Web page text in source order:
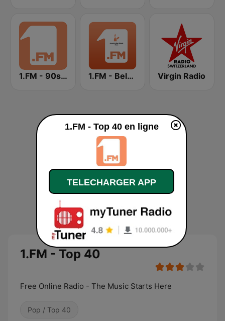
1.FM - 90s RnB 1.FM - Beloved Ballads Virgin Radio
1.FM - Top 40
Free Online Radio - The Music Starts Here
Pop / Top 40
1.FM - Top 40 en ligne
TELECHARGER APP